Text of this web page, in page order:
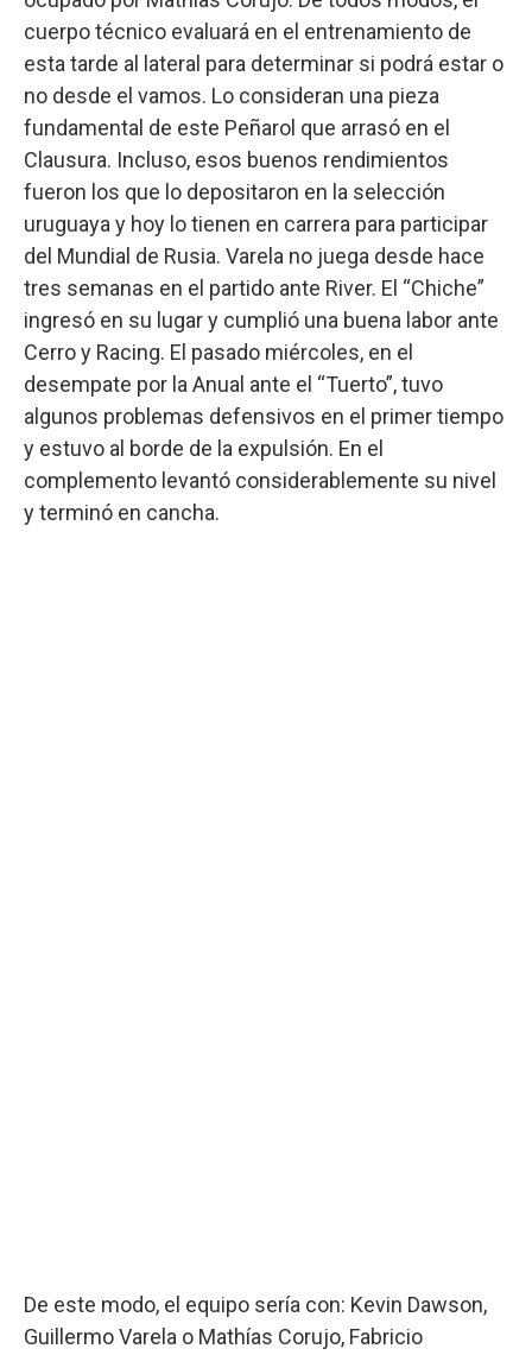
cuerpo técnico evaluará en el entrenamiento de
esta tarde al lateral para determinar si podrá estar o
no desde el vamos. Lo consideran una pieza
fundamental de este Peñarol que arrasó en el
Clausura. Incluso, esos buenos rendimientos
fueron los que lo depositaron en la selección
uruguaya y hoy lo tienen en carrera para participar
del Mundial de Rusia. Varela no juega desde hace
tres semanas en el partido ante River. El “Chiche”
ingresó en su lugar y cumplió una buena labor ante
Cerro y Racing. El pasado miércoles, en el
desempate por la Anual ante el “Tuerto”, tuvo
algunos problemas defensivos en el primer tiempo
y estuvo al borde de la expulsión. En el
complemento levantó considerablemente su nivel
y terminó en cancha.
De este modo, el equipo sería con: Kevin Dawson,
Guillermo Varela o Mathías Corujo, Fabricio